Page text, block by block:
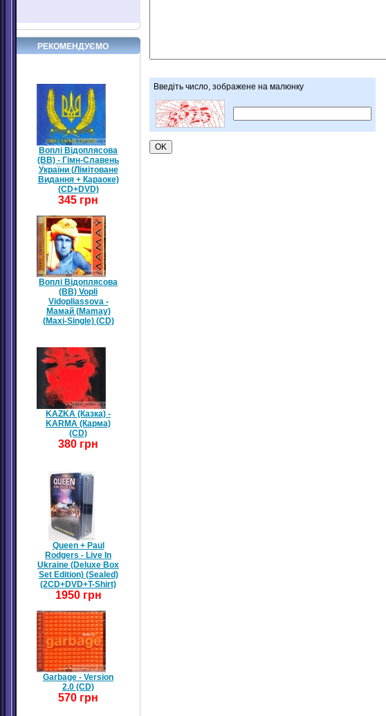
РЕКОМЕНДУЄМО
Воплі Відоплясова
(ВВ) - Гімн-Славень
України (Лімітоване
Видання + Караоке)
(CD+DVD)
345 грн
Воплі Відоплясова
(ВВ) Vopli
Vidopliassova -
Мамай (Mamay)
(Maxi-Single) (CD)
KAZKA (Казка) -
KARMA (Карма)
(CD)
380 грн
Queen + Paul
Rodgers - Live In
Ukraine (Deluxe Box
Set Edition) (Sealed)
(2CD+DVD+T-Shirt)
1950 грн
Garbage - Version
2.0 (CD)
570 грн
Введіть число, зображене на малюнку